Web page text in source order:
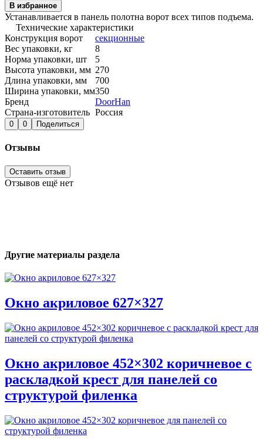
В избранное
Устанавливается в панель полотна ворот всех типов подъема.
Технические характеристики
Конструкция ворот
секционные
Вес упаковки, кг
8
Норма упаковки, шт
5
Высота упаковки, мм 270
Длина упаковки, мм
700
Ширина упаковки, мм350
Бренд
DoorHan
Страна-изготовитель Россия
0 0 Поделиться
Отзывы
Оставить отзыв
Отзывов ещё нет
Другие материалы раздела
Окно акриловое 627×327
Окно акриловое 452×302 коричневое с
раскладкой крест для панелей со
структурой филенка